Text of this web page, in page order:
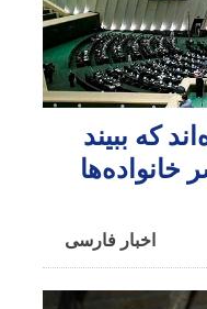
که ببیند
خانواده‌ها
اخبار فارسی